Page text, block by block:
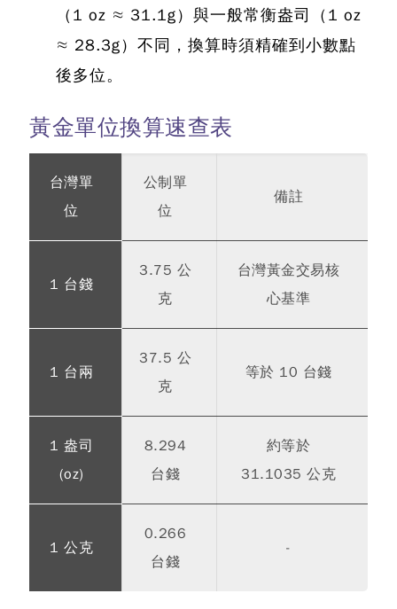
（1 oz ≈ 31.1g）與一般常衡盎司（1 oz
≈ 28.3g）不同，換算時須精確到小數點
後多位。
黃金單位換算速查表
台灣單
位
公制單
位
備註
1 台錢
3.75 公
克
台灣黃金交易核
心基準
1 台兩
37.5 公
克
等於 10 台錢
1 盎司
(oz)
8.294
台錢
約等於
31.1035 公克
1 公克
0.266
台錢
-